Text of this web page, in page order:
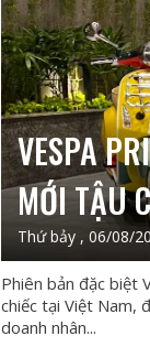
VESPA
MỚI TẬU
Thứ bảy , 06/08/
Phiên bản đặc biệt
chiếc tại Việt Nam,
doanh nhân...